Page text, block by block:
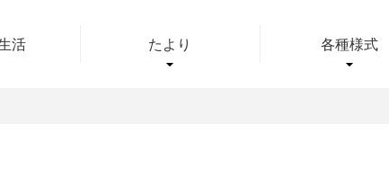
活 たより 各種様式